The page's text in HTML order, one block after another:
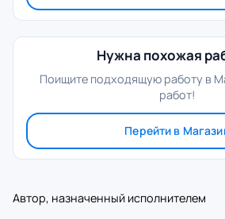
Нужна похожая
Поищите подходящую работу в
работ!
Перейти в
Автор, назначенный исполнителем